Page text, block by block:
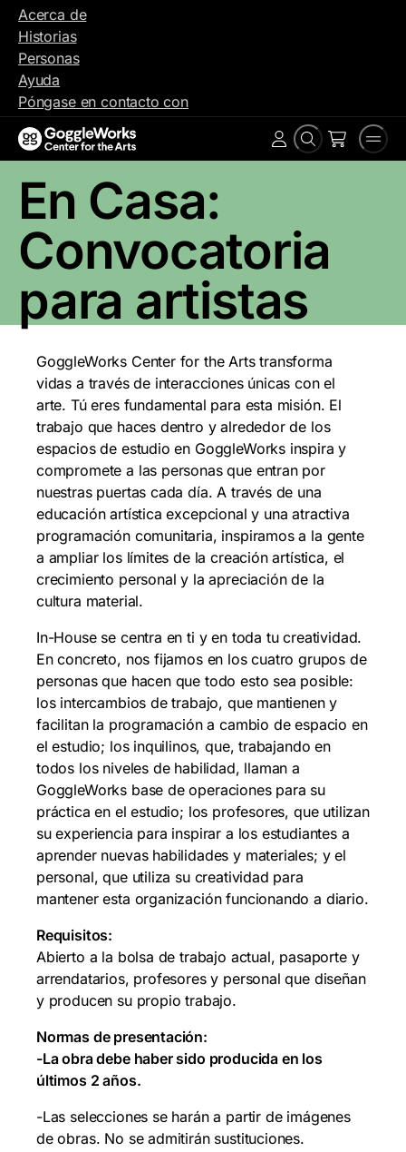
contenido
Acerca de
Historias
Personas
Ayuda
Póngase en contacto con
Buscar
en
Cuenta
En Casa:
Convocatoria
para artistas
GoggleWorks Center for the Arts transforma
vidas a través de interacciones únicas con el
arte. Tú eres fundamental para esta misión. El
trabajo que haces dentro y alrededor de los
espacios de estudio en GoggleWorks inspira y
compromete a las personas que entran por
nuestras puertas cada día. A través de una
educación artística excepcional y una atractiva
programación comunitaria, inspiramos a la gente
a ampliar los límites de la creación artística, el
crecimiento personal y la apreciación de la
cultura material.
In-House se centra en ti y en toda tu creatividad.
En concreto, nos fijamos en los cuatro grupos de
personas que hacen que todo esto sea posible:
los intercambios de trabajo, que mantienen y
facilitan la programación a cambio de espacio en
el estudio; los inquilinos, que, trabajando en
todos los niveles de habilidad, llaman a
GoggleWorks base de operaciones para su
práctica en el estudio; los profesores, que utilizan
su experiencia para inspirar a los estudiantes a
aprender nuevas habilidades y materiales; y el
personal, que utiliza su creatividad para
mantener esta organización funcionando a diario.
Requisitos:
Abierto a la bolsa de trabajo actual, pasaporte y
arrendatarios, profesores y personal que diseñan
y producen su propio trabajo.
Normas de presentación:
-La obra debe haber sido producida en los
últimos 2 años.
-Las selecciones se harán a partir de imágenes
de obras. No se admitirán sustituciones.